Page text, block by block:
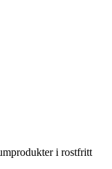
i rostfritt